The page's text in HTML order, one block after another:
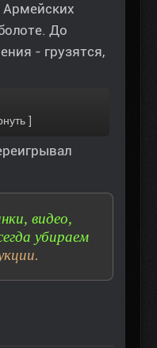
Армейских
До
- грузятся,
видео,
убираем